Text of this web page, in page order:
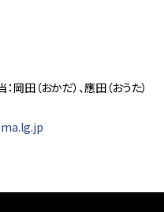
（おかだ）、應田（おうた）